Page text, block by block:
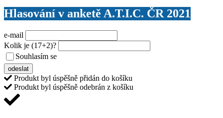
Hlasování v anketě A.T.I.C. ČR 2021
e-mail
Kolik je (17+2)?
Souhlasím se
odeslat
Produkt byl úspěšně přidán do košíku
Produkt byl úspěšně odebrán z košíku